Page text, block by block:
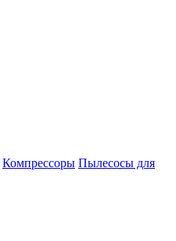
Компрессоры Пылесосы для